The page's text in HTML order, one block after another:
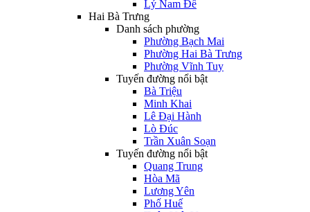
Lý Nam Đế
Hai Bà Trưng
Danh sách phường
Phường Bạch Mai
Phường Hai Bà Trưng
Phường Vĩnh Tuy
Tuyến đường nổi bật
Bà Triệu
Minh Khai
Lê Đại Hành
Lò Đúc
Trần Xuân Soạn
Tuyến đường nổi bật
Quang Trung
Hòa Mã
Lương Yên
Phố Huế